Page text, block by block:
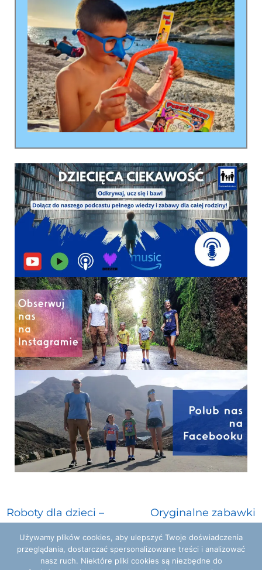
Roboty dla dzieci –
edukacyjne przygody
w świecie technologii
Oryginalne zabawki
dla dzieci, czyli młody
Sherlock w akcji
Używamy plików cookies, aby ulepszyć Twoje doświadczenia
przeglądania, dostarczać spersonalizowane treści i analizować
nasz ruch. Niektóre pliki cookies są niezbędne do